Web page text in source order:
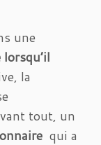
une
la
tout, un
qui a